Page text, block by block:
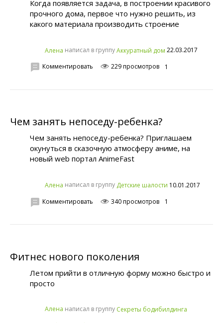
Когда появляется задача, в построении красивого
прочного дома, первое что нужно решить, из
какого материала производить строение
Алена написал в группуАккуратный дом 22.03.2017
Комментировать
229 просмотров 1
Чем занять непоседу-ребенка?
Чем занять непоседу-ребенка? Приглашаем
окунуться в сказочную атмосферу аниме, на
новый web портал AnimeFast
Алена написал в группу Детские шалости 10.01.2017
Комментировать
340 просмотров 1
Фитнес нового поколения
Летом прийти в отличную форму можно быстро и
просто
Алена написал в группу Секреты бодибилдинга